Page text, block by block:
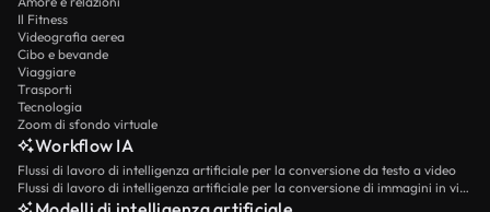
Il Fitness
Videografia aerea
Cibo e bevande
Viaggiare
Trasporti
Tecnologia
Zoom di sfondo virtuale
Workflow IA
Flussi di lavoro di intelligenza artificiale per la conversione da testo a video
Flussi di lavoro di intelligenza artificiale per la conversione di immagini in video